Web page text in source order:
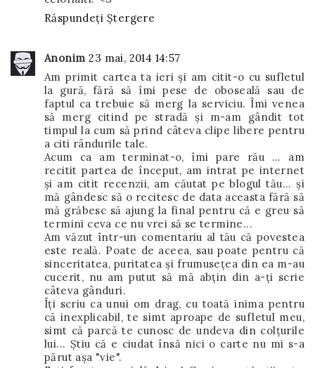
Răspundeți Ștergere
Anonim 23 mai, 2014 14:57
Am primit cartea ta ieri şi am citit-o cu sufletul
la gură, fără să îmi pese de oboseală sau de
faptul ca trebuie să merg la serviciu. Îmi venea
să merg citind pe stradă şi m-am gândit tot
timpul la cum să prind câteva clipe libere pentru
a citi rândurile tale.
Acum ca am terminat-o, îmi pare rău ... am
recitit partea de început, am intrat pe internet
şi am citit recenzii, am căutat pe blogul tău... şi
mă gândesc să o recitesc de data aceasta fără să
mă grăbesc să ajung la final pentru că e greu să
termini ceva ce nu vrei să se termine...
Am văzut într-un comentariu al tău că povestea
este reală. Poate de aceea, sau poate pentru că
sinceritatea, puritatea şi frumuseţea din ea m-au
cucerit, nu am putut să mă abţin din a-ţi scrie
câteva gânduri.
Îţi scriu ca unui om drag, cu toată inima pentru
că inexplicabil, te simt aproape de sufletul meu,
simt că parcă te cunosc de undeva din colţurile
lui... Ştiu că e ciudat însă nici o carte nu mi s-a
părut aşa "vie".